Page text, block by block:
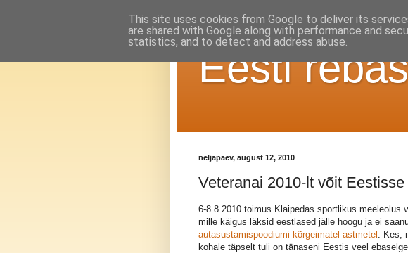
Eesti
neljapäev, august 12, 2010
Veteranai 2010-lt võit Eestisse
6-8.8.2010 toimus Klaipedas sportlikus meeleolus
mille käigus läksid eestlased jälle hoogu ja ei
autasustamispoodiumi kõrgeimatel astmetel .
kohale täpselt tuli on tänaseni Eestis veel
This site uses cookies from Google to deliver its
are shared with Google along with performance and
statistics, and to detect and address abuse.